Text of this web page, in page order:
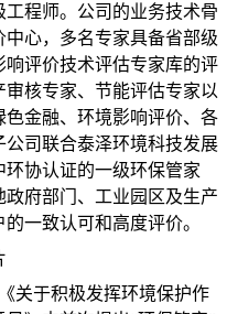
程师。公司的业务技术骨
心，多名专家具备省部级
评价技术评估专家库的评
核专家、节能评估专家以
金融、环境影响评价、各
司联合泰泽环境科技发展
环协认证的一级环保管家
政府部门、工业园区及生产
的一致认可和高度评价。
关于积极发挥环境保护作